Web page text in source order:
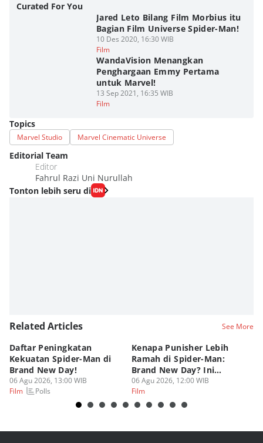
Curated For You
Jared Leto Bilang Film Morbius itu
Bagian Film Universe Spider-Man!
10 Des 2020, 16:30 WIB
Film
WandaVision Menangkan
Penghargaan Emmy Pertama
untuk Marvel!
13 Sep 2021, 16:35 WIB
Film
Topics
Marvel Studio Marvel Cinematic Universe
Editorial Team
Editor
Fahrul Razi Uni Nurullah
Tonton lebih seru di
Related Articles See More
Daftar Peningkatan
Kekuatan Spider-Man di
Brand New Day!
06 Agu 2026, 13:00 WIB
Film
Polls
Kenapa Punisher Lebih
Ramah di Spider-Man:
Brand New Day? Ini
Teorinya
06 Agu 2026, 12:00 WIB
Film